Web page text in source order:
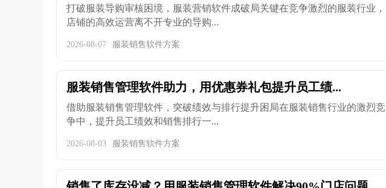
打破服装导购审核困境，服装营销软件成破局关键在竞争激烈的服装行业，
店铺的高效运营离不开专业的导购...
2026-08-07 服装销售软件方案
服装销售管理软件助力，用优惠券礼包提升员工绩...
借助服装销售管理软件，突破绩效与排行提升困局在服装销售行业的激烈竞
争中，提升员工绩效和销售排行一...
2026-08-03 服装销售软件方案